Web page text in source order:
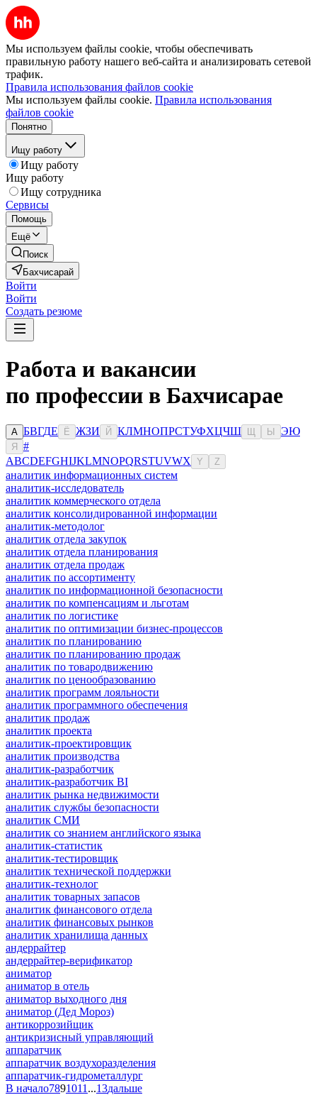
Мы используем файлы cookie, чтобы обеспечивать
правильную работу нашего веб-сайта и анализировать сетевой
трафик.
Правила использования файлов cookie
Мы используем файлы cookie. Правила использования
файлов cookie
Понятно
Ищу работу
Ищу работу
Ищу работу
Ищу сотрудника
Сервисы
Помощь
Ещё
Поиск
Бахчисарай
Войти
Войти
Создать резюме
Работа и вакансии
по профессии в Бахчисарае
А БВГДЕ Ё ЖЗИ Й КЛМНОПРСТУФХЦЧШ Ы ЭЮ
Я
#
ABCDEFGHIJKLMNOPQRSTUVWX Y Z
аналитик информационных систем
аналитик-исследователь
аналитик коммерческого отдела
аналитик консолидированной информации
аналитик-методолог
аналитик отдела закупок
аналитик отдела планирования
аналитик отдела продаж
аналитик по ассортименту
аналитик по информационной безопасности
аналитик по компенсациям и льготам
аналитик по логистике
аналитик по оптимизации бизнес-процессов
аналитик по планированию
аналитик по планированию продаж
аналитик по товародвижению
аналитик по ценообразованию
аналитик программ лояльности
аналитик программного обеспечения
аналитик продаж
аналитик проекта
аналитик-проектировщик
аналитик производства
аналитик-разработчик
аналитик-разработчик BI
аналитик рынка недвижимости
аналитик службы безопасности
аналитик СМИ
аналитик со знанием английского языка
аналитик-статистик
аналитик-тестировщик
аналитик технической поддержки
аналитик-технолог
аналитик товарных запасов
аналитик финансового отдела
аналитик финансовых рынков
аналитик хранилища данных
андеррайтер
андеррайтер-верификатор
аниматор
аниматор в отель
аниматор выходного дня
аниматор (Дед Мороз)
антикоррозийщик
антикризисный управляющий
аппаратчик
аппаратчик воздухоразделения
аппаратчик-гидрометаллург
В начало7891011 ...13дальше